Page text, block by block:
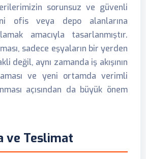
sorunsuz ve güvenli
ofis veya depo alanlarına
amacıyla tasarlanmıştır.
sadece eşyaların bir yerden
değil, aynı zamanda iş akışının
ve yeni ortamda verimli
açısından da büyük önem
ve Teslimat